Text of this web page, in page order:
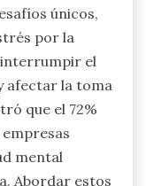
únicos,
por la
el
afectar la toma
que el 72%
mental
Abordar estos